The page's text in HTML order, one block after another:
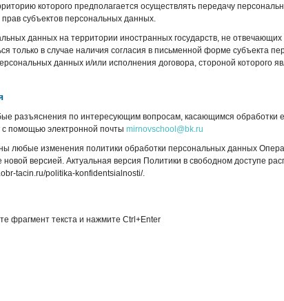
которого предполагается осуществлять передачу
субъектов персональных данных.
данных на территории иностранных государств, не
только в случае наличия согласия в письменной форме субъекта
данных и/или исполнения договора, стороной которого
разъяснения по интересующим вопросам, касающимся обработки
помощью электронной почты mirnovschool@bk.ru
любые изменения политики обработки персональных данных
версией. Актуальная версия Политики в свободном доступе
tacin.ru/politika-konfidentsialnosti/.
фрагмент текста и нажмите Ctrl+Enter